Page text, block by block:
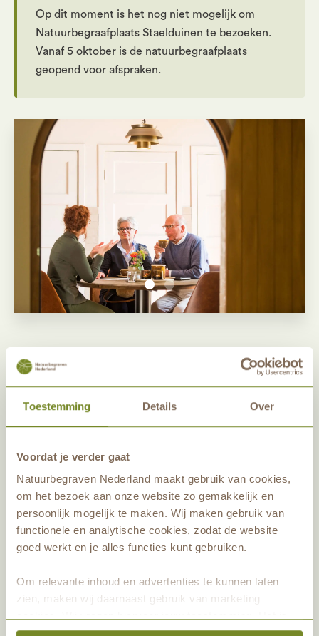
Toestemming Details Over
Voordat je verder gaat
Natuurbegraven Nederland maakt gebruik van cookies,
om het bezoek aan onze website zo gemakkelijk en
persoonlijk mogelijk te maken. Wij maken gebruik van
functionele en analytische cookies, zodat de website
goed werkt en je alles functies kunt gebruiken.
Om relevante inhoud en advertenties te kunnen laten
zien, maken wij daarnaast gebruik van marketing
altijd mogelijk om je toestemming te veranderen. Alle
Op dit moment is het nog niet mogelijk om
Natuurbegraafplaats Staelduinen te bezoeken.
Vanaf 5 oktober is de natuurbegraafplaats
geopend voor afspraken.
Pas instellingen voor[wt_cli_manage_consent]